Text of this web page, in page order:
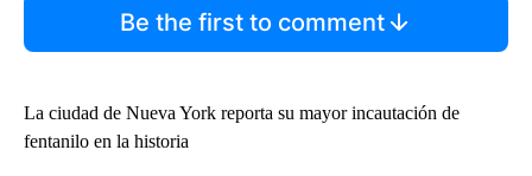
Be the first to comment
La ciudad de Nueva York reporta su mayor incautación de
fentanilo en la historia